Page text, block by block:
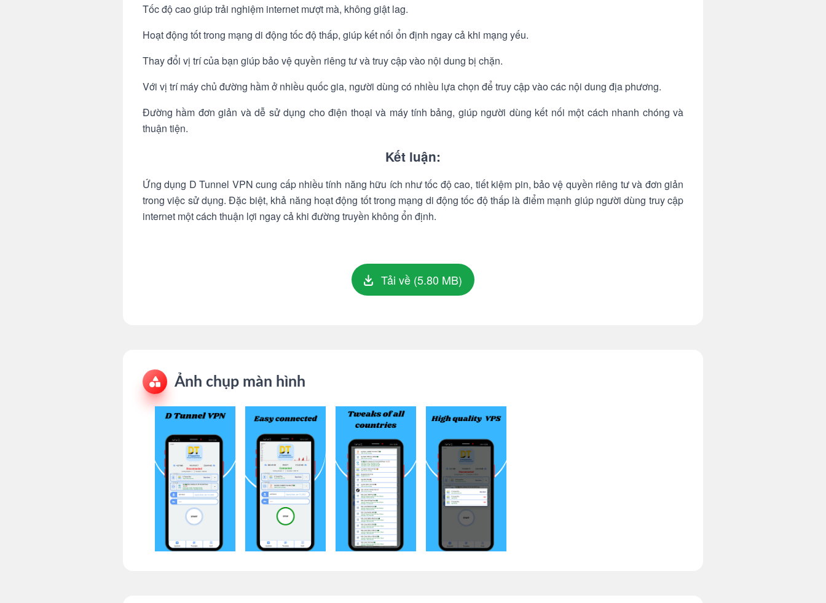
Tốc độ cao giúp trải nghiệm internet mượt mà, không giật lag.
Hoạt động tốt trong mạng di động tốc độ thấp, giúp kết nối ổn định ngay cả khi mạng yếu.
Thay đổi vị trí của bạn giúp bảo vệ quyền riêng tư và truy cập vào nội dung bị chặn.
Với vị trí máy chủ đường hầm ở nhiều quốc gia, người dùng có nhiều lựa chọn để truy cập vào các nội dung địa phương.
Đường hầm đơn giản và dễ sử dụng cho điện thoại và máy tính bảng, giúp người dùng kết nối một cách nhanh chóng và
thuận tiện.
Kết luận:
Ứng dụng D Tunnel VPN cung cấp nhiều tính năng hữu ích như tốc độ cao, tiết kiệm pin, bảo vệ quyền riêng tư và đơn giản
trong việc sử dụng. Đặc biệt, khả năng hoạt động tốt trong mạng di động tốc độ thấp là điểm mạnh giúp người dùng truy cập
internet một cách thuận lợi ngay cả khi đường truyền không ổn định.
Tải về (5.80 MB)
Ảnh chụp màn hình